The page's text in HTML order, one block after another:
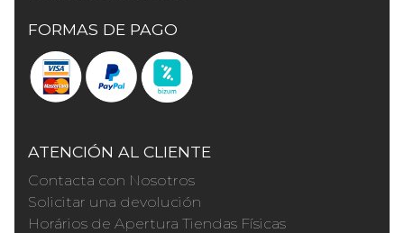
FORMAS DE PAGO
ATENCIÓN AL CLIENTE
Contacta con Nosotros
Solicitar una devolución
Horários de Apertura Tiendas Físicas